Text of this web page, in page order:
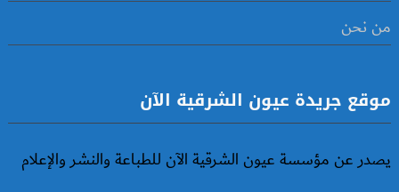
من نحن
موقع جريدة عيون الشرقية الآن
يصدر عن مؤسسة عيون الشرقية الآن للطباعة والنشر والإعلام